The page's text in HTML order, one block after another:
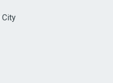
City